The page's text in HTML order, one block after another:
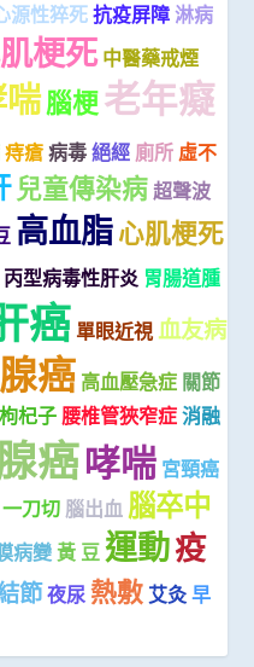
源性猝死 抗疫屏障 淋病
梗死 中醫藥戒煙
腦梗老年癡
痔瘡 病毒 絕經 廁所 虛不
兒童傳染病 超聲波
高血脂心肌梗死
丙型病毒性肝炎 胃腸道腫
癌 單眼近視 血友病
癌 高血壓急症 關節
杞子 腰椎管狹窄症 消融
癌哮喘 宮頸癌
一刀切 腦出血 腦卒中
病變 黃 豆 運動疫
節夜尿 熱敷 艾灸 早